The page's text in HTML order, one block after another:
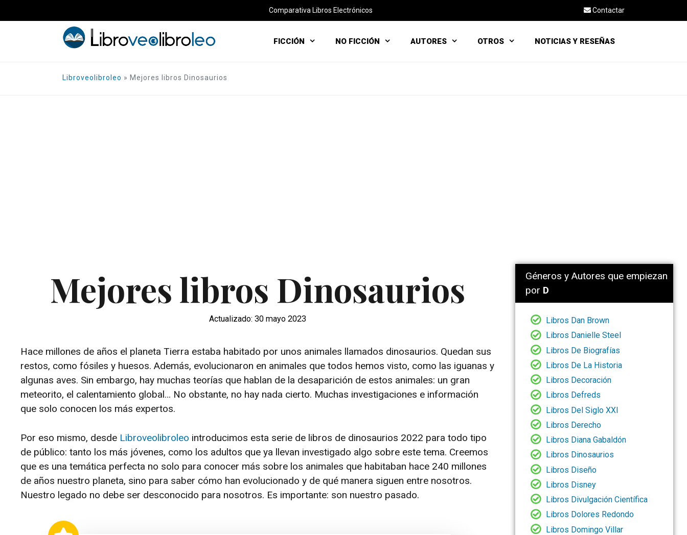
al
Comparativa Libros Electrónicos Contactar
FICCIÓN NO FICCIÓN AUTORES OTROS NOTICIAS Y RESEÑAS
Libroveolibroleo » Mejores libros Dinosaurios
Mejores libros Dinosaurios
Actualizado: 30 mayo 2023
Hace millones de años el planeta Tierra estaba habitado por unos animales llamados dinosaurios. Quedan sus
restos, como fósiles y huesos. Además, evolucionaron en animales que todos hemos visto, como las iguanas y
algunas aves. Sin embargo, hay muchas teorías que hablan de la desaparición de estos animales: un gran
meteorito, el calentamiento global… No obstante, no hay nada cierto. Muchas investigaciones e información
que solo conocen los más expertos.
Por eso mismo, desde Libroveolibroleo introducimos esta serie de libros de dinosaurios 2022 para todo tipo
de público: tanto los más jóvenes, como los adultos que ya llevan investigado algo sobre este tema. Creemos
que es una temática perfecta no solo para conocer más sobre los animales que habitaban hace 240 millones
de años nuestro planeta, sino para saber cómo han evolucionado y de qué manera siguen entre nosotros.
Nuestro legado no debe ser desconocido para nosotros. Es importante: son nuestro pasado.
Géneros y Autores que empiezan
por D
Libros Dan Brown
Libros Danielle Steel
Libros De Biografías
Libros De La Historia
Libros Decoración
Libros Defreds
Libros Del Siglo XXI
Libros Derecho
Libros Diana Gabaldón
Libros Dinosaurios
Libros Diseño
Libros Disney
Libros Divulgación Científica
Libros Dolores Redondo
Libros Domingo Villar